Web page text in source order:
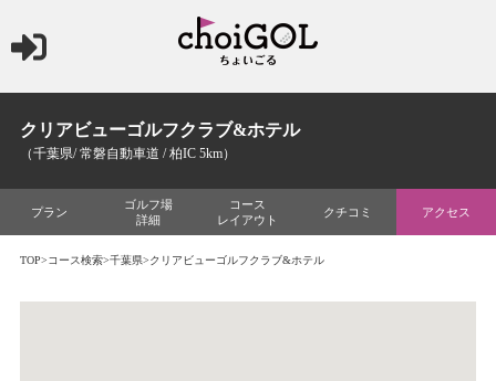
クリアビューゴルフクラブ&ホテル
（千葉県/ 常磐自動車道 / 柏IC 5km）
プラン
ゴルフ場
詳細
コース
レイアウト
クチコミ アクセス
TOP>コース検索>千葉県>クリアビューゴルフクラブ&ホテル